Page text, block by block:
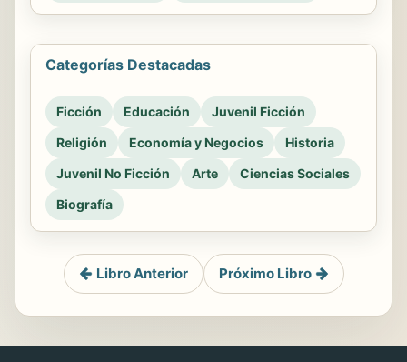
Categorías Destacadas
Ficción Educación
Juvenil Ficción
Religión
Economía y Negocios
Historia
Juvenil No Ficción
Arte
Ciencias Sociales
Biografía
Libro Anterior Próximo Libro